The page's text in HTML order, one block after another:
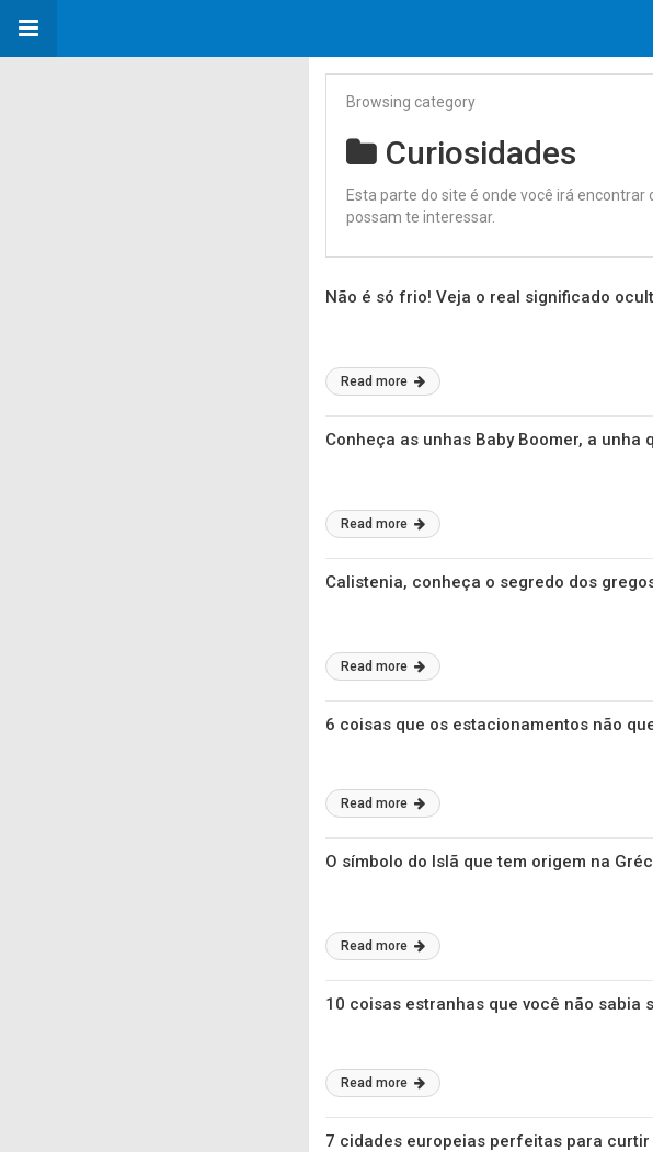
Browsing category
Curiosidades
Esta parte do site é onde você irá
possam te interessar.
Não é só frio! Veja o real significado
Read more
Conheça as unhas Baby Boomer, a
Read more
Calistenia, conheça o segredo dos
Read more
6 coisas que os estacionamentos não
Read more
O símbolo do Islã que tem origem na
Read more
10 coisas estranhas que você não sabia
Read more
7 cidades europeias perfeitas para curtir